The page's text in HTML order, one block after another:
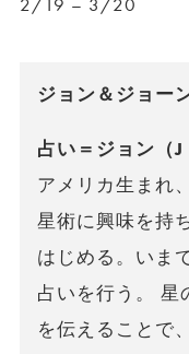
2/19 – 3/20
ジョン＆ジョー
占い＝ジョン（J
アメリカ生まれ
星術に興味を持
はじめる。いま
占いを行う。 星
を伝えることで